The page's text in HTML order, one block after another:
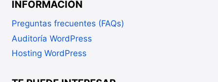
INFORMACIÓN
Preguntas frecuentes (FAQs)
Auditoría WordPress
Hosting WordPress